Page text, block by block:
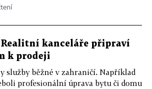
Realitní kanceláře připraví
k prodeji
služby běžné v zahraničí. Například
profesionální úprava bytu či domu